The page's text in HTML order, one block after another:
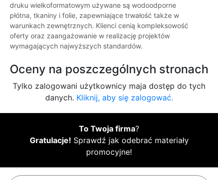
druku wielkoformatowym używane są wodoodporne
płótna, tkaniny i folie, zapewniające trwałość także w
warunkach zewnętrznych. Klienci cenią kompleksowość
oferty oraz zaangażowanie w realizację projektów
wymagających najwyższych standardów.
Oceny na poszczególnych stronach
Tylko zalogowani użytkownicy maja dostęp do tych
danych. Kliknij, aby się zalogować.
To Twoja firma?
Gratulacje! Sprawdź jak odebrać materiały
promocyjne!